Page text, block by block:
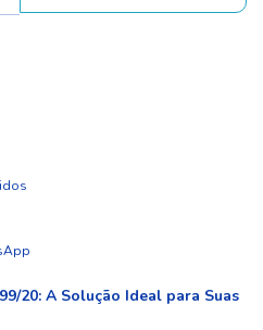
20: A Solução Ideal para Suas